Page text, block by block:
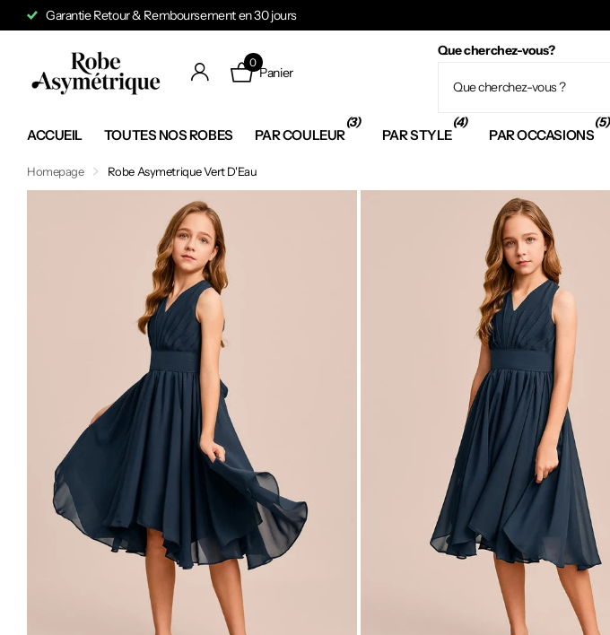
Garantie Retour & Remboursement en 30 jours
Que cherchez-vous?
0
Panier
ACCUEIL TOUTES NOS ROBES PAR COULEUR
(3)
PAR STYLE
(4)
PAR OCCASIONS
(5)
Homepage Robe Asymetrique Vert D'Eau